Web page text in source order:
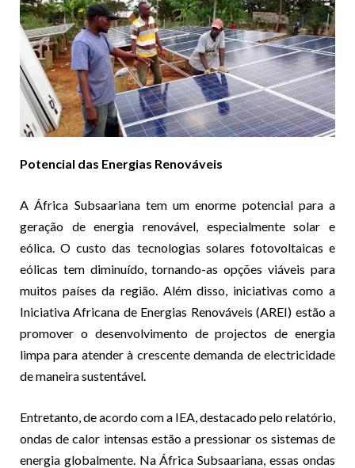
Potencial das Energias Renováveis
A África Subsaariana tem um enorme potencial para a
geração de energia renovável, especialmente solar e
eólica. O custo das tecnologias solares fotovoltaicas e
eólicas tem diminuído, tornando-as opções viáveis para
muitos países da região. Além disso, iniciativas como a
Iniciativa Africana de Energias Renováveis (AREI) estão a
promover o desenvolvimento de projectos de energia
limpa para atender à crescente demanda de electricidade
de maneira sustentável.
Entretanto, de acordo com a IEA, destacado pelo relatório,
ondas de calor intensas estão a pressionar os sistemas de
energia globalmente. Na África Subsaariana, essas ondas